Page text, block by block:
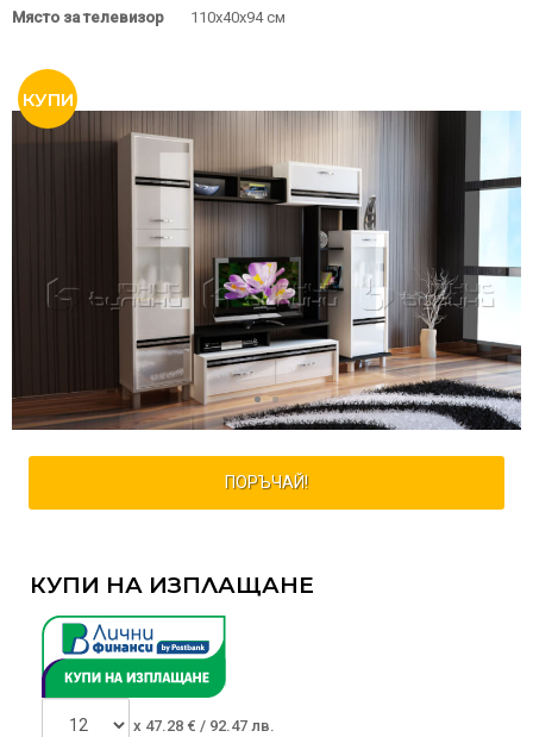
Място за телевизор 110х40х94 см
ПОРЪЧАЙ!
КУПИ НА ИЗПЛАЩАНЕ
x 47.28 € / 92.47 лв.